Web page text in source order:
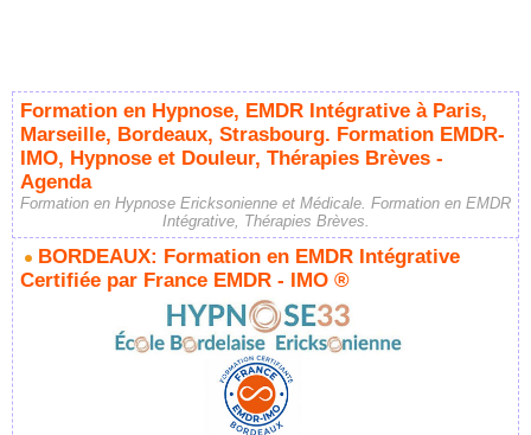
Formation en Hypnose, EMDR Intégrative à Paris,
Marseille, Bordeaux, Strasbourg. Formation EMDR-
IMO, Hypnose et Douleur, Thérapies Brèves -
Agenda
Formation en Hypnose Ericksonienne et Médicale. Formation en EMDR
Intégrative, Thérapies Brèves.
BORDEAUX: Formation en EMDR Intégrative
Certifiée par France EMDR - IMO ®